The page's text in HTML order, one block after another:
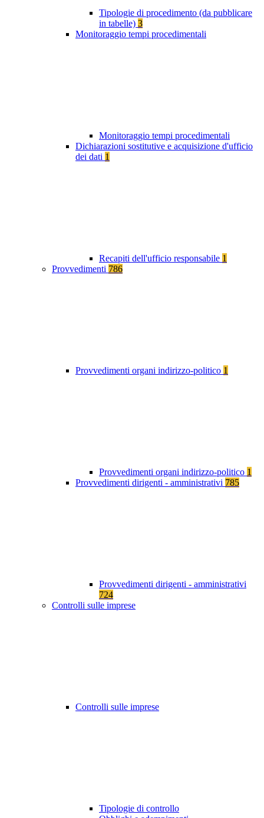
Tipologie di procedimento (da pubblicare
in tabelle) 3
Monitoraggio tempi procedimentali
Monitoraggio tempi procedimentali
Dichiarazioni sostitutive e acquisizione d'ufficio
dei dati 1
Recapiti dell'ufficio responsabile 1
Provvedimenti 786
Provvedimenti organi indirizzo-politico 1
Provvedimenti organi indirizzo-politico 1
Provvedimenti dirigenti - amministrativi 785
Provvedimenti dirigenti - amministrativi
724
Controlli sulle imprese
Controlli sulle imprese
Tipologie di controllo